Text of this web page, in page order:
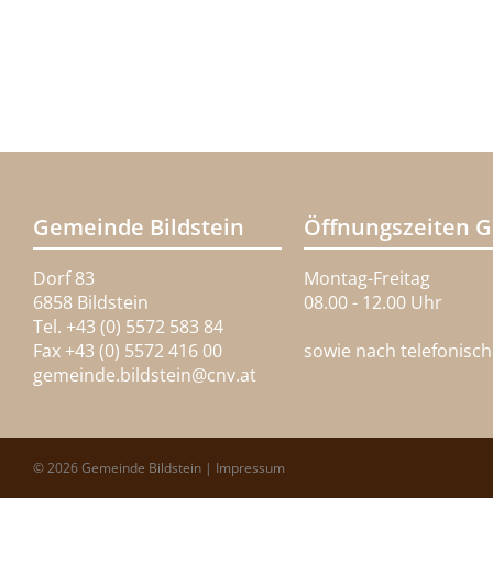
Gemeinde Bildstein
Dorf 83
6858 Bildstein
Tel. +43 (0) 5572 583 84
Fax +43 (0) 5572 416 00
gemeinde.bildstein@cnv.at
Öffnungszeiten
Montag-Freitag
08.00 - 12.00 Uhr
sowie nach
© 2026 Gemeinde Bildstein | Impressum